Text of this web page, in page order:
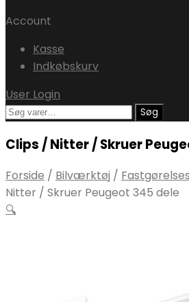
Account
Kasse
Indkøbskurv
User Login
Søg
Søg
Clips / Nitter / Skruer
Forside / Bilværktøj /
Nitter / Skruer Peugeot 345 dele
🔍